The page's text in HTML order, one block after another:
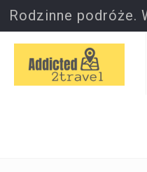
Rodzinne podróże.